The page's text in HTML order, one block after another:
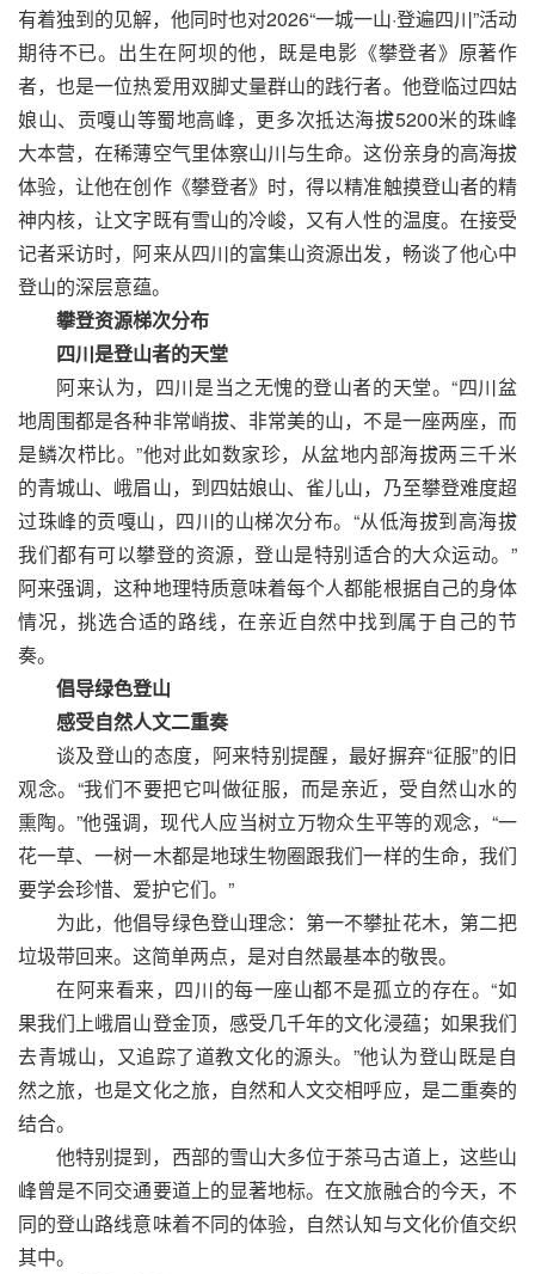
有着独到的见解，他同时也对2026“一城一山·登遍四川”活动
期待不已。出生在阿坝的他，既是电影《攀登者》原著作
者，也是一位热爱用双脚丈量群山的践行者。他登临过四姑
娘山、贡嘎山等蜀地高峰，更多次抵达海拔5200米的珠峰
大本营，在稀薄空气里体察山川与生命。这份亲身的高海拔
体验，让他在创作《攀登者》时，得以精准触摸登山者的精
神内核，让文字既有雪山的冷峻，又有人性的温度。在接受
记者采访时，阿来从四川的富集山资源出发，畅谈了他心中
登山的深层意蕴。
攀登资源梯次分布
四川是登山者的天堂
阿来认为，四川是当之无愧的登山者的天堂。“四川盆
地周围都是各种非常峭拔、非常美的山，不是一座两座，而
是鳞次栉比。”他对此如数家珍，从盆地内部海拔两三千米
的青城山、峨眉山，到四姑娘山、雀儿山，乃至攀登难度超
过珠峰的贡嘎山，四川的山梯次分布。“从低海拔到高海拔
我们都有可以攀登的资源，登山是特别适合的大众运动。”
阿来强调，这种地理特质意味着每个人都能根据自己的身体
情况，挑选合适的路线，在亲近自然中找到属于自己的节
奏。
倡导绿色登山
感受自然人文二重奏
谈及登山的态度，阿来特别提醒，最好摒弃“征服”的旧
观念。“我们不要把它叫做征服，而是亲近，受自然山水的
熏陶。”他强调，现代人应当树立万物众生平等的观念，“一
花一草、一树一木都是地球生物圈跟我们一样的生命，我们
要学会珍惜、爱护它们。”
为此，他倡导绿色登山理念：第一不攀扯花木，第二把
垃圾带回来。这简单两点，是对自然最基本的敬畏。
在阿来看来，四川的每一座山都不是孤立的存在。“如
果我们上峨眉山登金顶，感受几千年的文化浸蕴；如果我们
去青城山，又追踪了道教文化的源头。”他认为登山既是自
然之旅，也是文化之旅，自然和人文交相呼应，是二重奏的
结合。
他特别提到，西部的雪山大多位于茶马古道上，这些山
峰曾是不同交通要道上的显著地标。在文旅融合的今天，不
同的登山路线意味着不同的体验，自然认知与文化价值交织
其中。